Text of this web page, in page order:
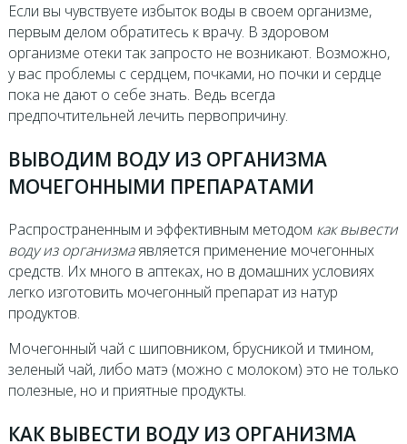
Если вы чувствуете избыток воды в своем организме,
первым делом обратитесь к врачу. В здоровом
организме отеки так запросто не возникают. Возможно,
у вас проблемы с сердцем, почками, но почки и сердце
пока не дают о себе знать. Ведь всегда
предпочтительней лечить первопричину.
ВЫВОДИМ ВОДУ ИЗ ОРГАНИЗМА
МОЧЕГОННЫМИ ПРЕПАРАТАМИ
Распространенным и эффективным методом как вывести
воду из организмаявляется применение мочегонных
средств. Их много в аптеках, но в домашних условиях
легко изготовить мочегонный препарат из натур
продуктов.
Мочегонный чай с шиповником, брусникой и тмином,
зеленый чай, либо матэ (можно с молоком) это не только
полезные, но и приятные продукты.
КАК ВЫВЕСТИ ВОДУ ИЗ ОРГАНИЗМА